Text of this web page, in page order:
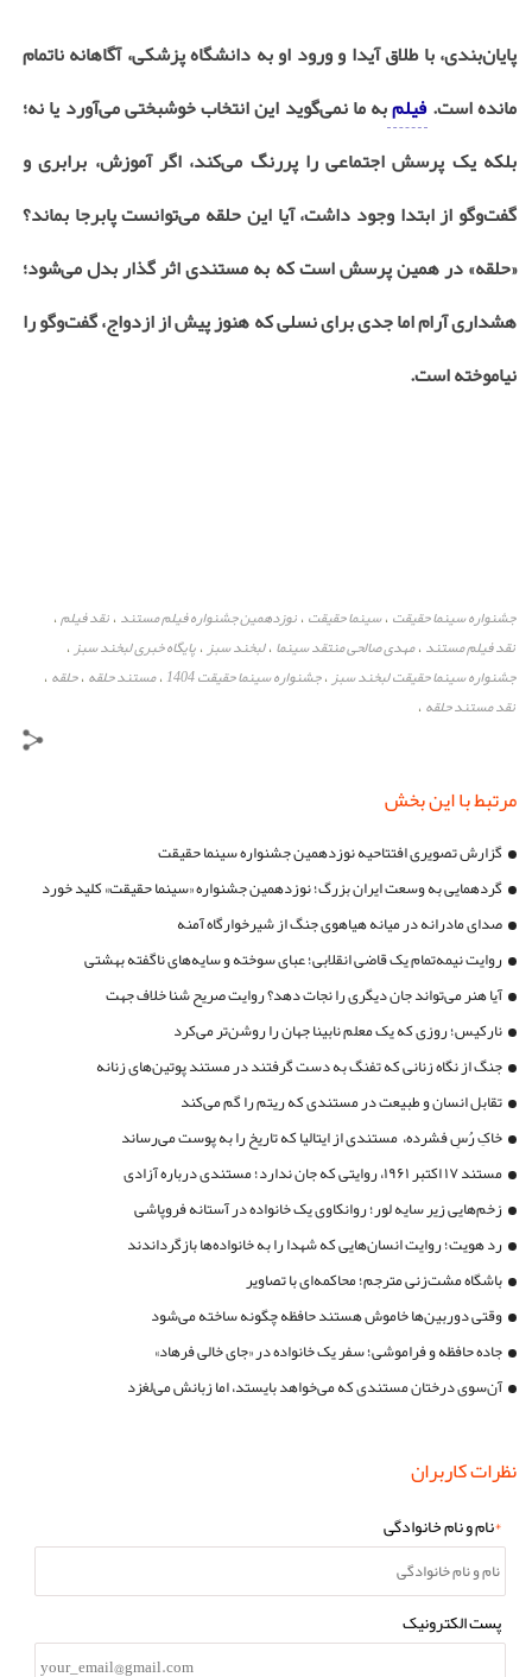
پایان‌بندی، با طلاق آیدا و ورود او به دانشگاه پزشکی، آگاهانه ناتمام
مانده است.فیلمبه ما نمی‌گوید این انتخاب خوشبختی می‌آورد یا نه؛
بلکه یک پرسش اجتماعی را پررنگ می‌کند، اگر آموزش، برابری و
گفت‌وگو از ابتدا وجود داشت، آیا این حلقه می‌توانست پابرجا بماند؟
«حلقه» در همین پرسش است که به مستندی اثر گذار بدل می‌شود؛
هشداری آرام اما جدی برای نسلی که هنوز پیش از ازدواج، گفت‌وگو را
نیاموخته است.
جشنواره سینما حقیقت ،سینما حقیقت ،نوزدهمین جشنواره فیلم مستند ،نقد فیلم،
نقد فیلم مستند ،مهدی صالحی منتقد سینما ،لبخند سبز،پایگاه خبری لبخند سبز،
جشنواره سینما حقیقت لبخند سبز،جشنواره سینما حقیقت 1404 ،مستند حلقه ،حلقه ،
نقد مستند حلقه ،
مرتبط با این بخش
گزارش تصویری افتتاحیه نوزدهمین جشنواره سینما حقیقت
گردهمایی به وسعت ایران بزرگ؛ نوزدهمین جشنواره «سینما حقیقت» کلید خورد
صدای مادرانه در میانه هیاهوی جنگ از شیرخوارگاه آمنه
روایت نیمه‌تمام یک قاضی انقلابی؛ عبای سوخته و سایه‌های ناگفته بهشتی
آیا هنر می‌تواند جان دیگری را نجات دهد؟ روایت صریح شنا خلاف جهت
نارکیس؛ روزی که یک معلم نابینا جهان را روشن‌تر می‌کرد
جنگ از نگاه زنانی که تفنگ به دست گرفتند در مستند پوتین‌های زنانه
تقابل انسان و طبیعت در مستندی که ریتم را گم می‌کند
خاکِ رُسِ فشرده، مستندی از ایتالیا که تاریخ را به پوست می‌رساند
مستند ۱۷ اکتبر ۱۹۶۱، روایتی که جان ندارد؛ مستندی درباره آزادی
زخم‌هایی زیر سایه لور؛ روانکاوی یک خانواده در آستانه فروپاشی
رد هویت؛ روایت انسان‌هایی که شهدا را به خانواده‌ها بازگرداندند
باشگاه مشت‌زنی مترجم؛ محاکمه‌ای با تصاویر
وقتی دوربین‌ها خاموش هستند حافظه چگونه ساخته می‌شود
جاده حافظه و فراموشی؛ سفر یک خانواده در «جای خالی فرهاد»
آن‌سوی درختان مستندی که می‌خواهد بایستد، اما زبانش می‌لغزد
نظرات کاربران
*نام و نام خانوادگی
پست الکترونیک